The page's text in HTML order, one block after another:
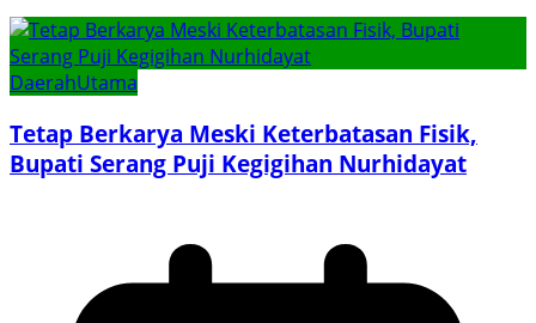
DaerahUtama
Tetap Berkarya Meski Keterbatasan Fisik,
Bupati Serang Puji Kegigihan Nurhidayat